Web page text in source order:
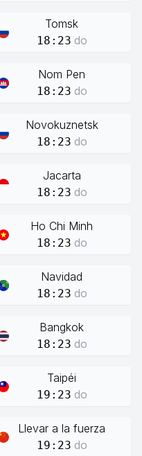
Tomsk
18:23 do
Nom Pen
18:23 do
Novokuznetsk
18:23 do
Jacarta
18:23 do
Ho Chi Minh
18:23 do
Navidad
18:23 do
Bangkok
18:23 do
Taipéi
19:23 do
Llevar a la fuerza
19:23 do